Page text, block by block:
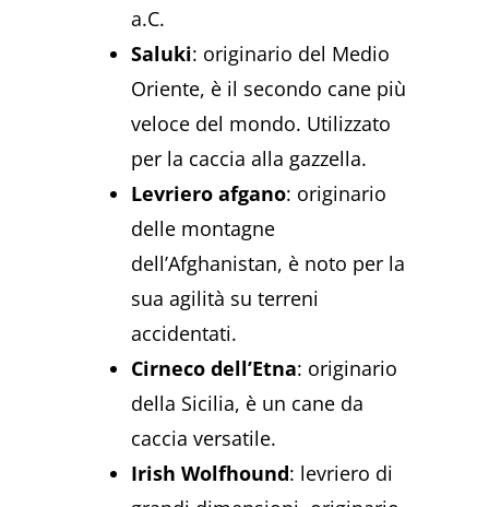
a.C.
Saluki: originario del Medio
Oriente, è il secondo cane più
veloce del mondo. Utilizzato
per la caccia alla gazzella.
Levriero afgano: originario
delle montagne
dell’Afghanistan, è noto per la
sua agilità su terreni
accidentati.
Cirneco dell’Etna: originario
della Sicilia, è un cane da
caccia versatile.
Irish Wolfhound: levriero di